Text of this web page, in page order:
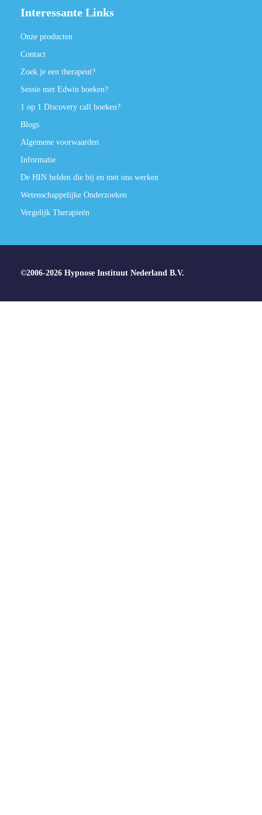
Interessante Links
Onze producten
Contact
Zoek je een therapeut?
Sessie met Edwin boeken?
1 op 1 Discovery call boeken?
Blogs
Algemene voorwaarden
Informatie
De HIN helden die bij en met ons werken
Wetenschappelijke Onderzoeken
Vergelijk Therapieën
©2006-2026 Hypnose Instituut Nederland B.V.